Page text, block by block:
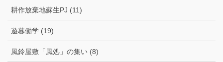
耕作放棄地蘇生PJ (11)
遊暮働学 (19)
風鈴屋敷「風処」の集い (8)